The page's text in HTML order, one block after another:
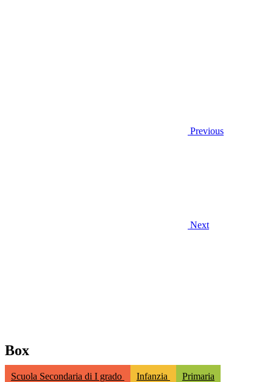
Previous
Next
Box
Scuola Secondaria di I grado Infanzia Primaria